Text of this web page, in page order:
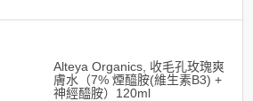
Alteya Organics, 收毛孔玫瑰爽
膚水（7% 煙醯胺(維生素B3) +
神經醯胺）120ml